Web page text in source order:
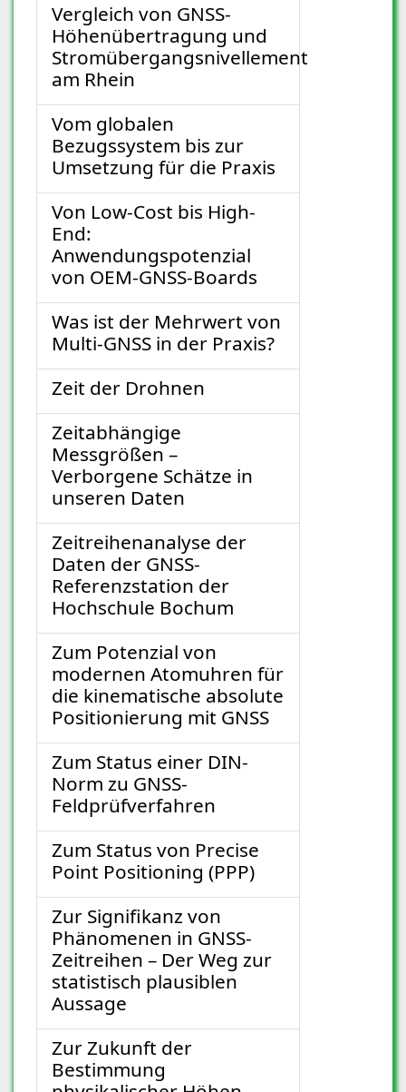
Vergleich von GNSS-
Höhenübertragung und
Stromübergangsnivellement
am Rhein
Vom globalen
Bezugssystem bis zur
Umsetzung für die Praxis
Von Low-Cost bis High-
End:
Anwendungspotenzial
von OEM-GNSS-Boards
Was ist der Mehrwert von
Multi-GNSS in der Praxis?
Zeit der Drohnen
Zeitabhängige
Messgrößen –
Verborgene Schätze in
unseren Daten
Zeitreihenanalyse der
Daten der GNSS-
Referenzstation der
Hochschule Bochum
Zum Potenzial von
modernen Atomuhren für
die kinematische absolute
Positionierung mit GNSS
Zum Status einer DIN-
Norm zu GNSS-
Feldprüfverfahren
Zum Status von Precise
Point Positioning (PPP)
Zur Signifikanz von
Phänomenen in GNSS-
Zeitreihen – Der Weg zur
statistisch plausiblen
Aussage
Zur Zukunft der
Bestimmung